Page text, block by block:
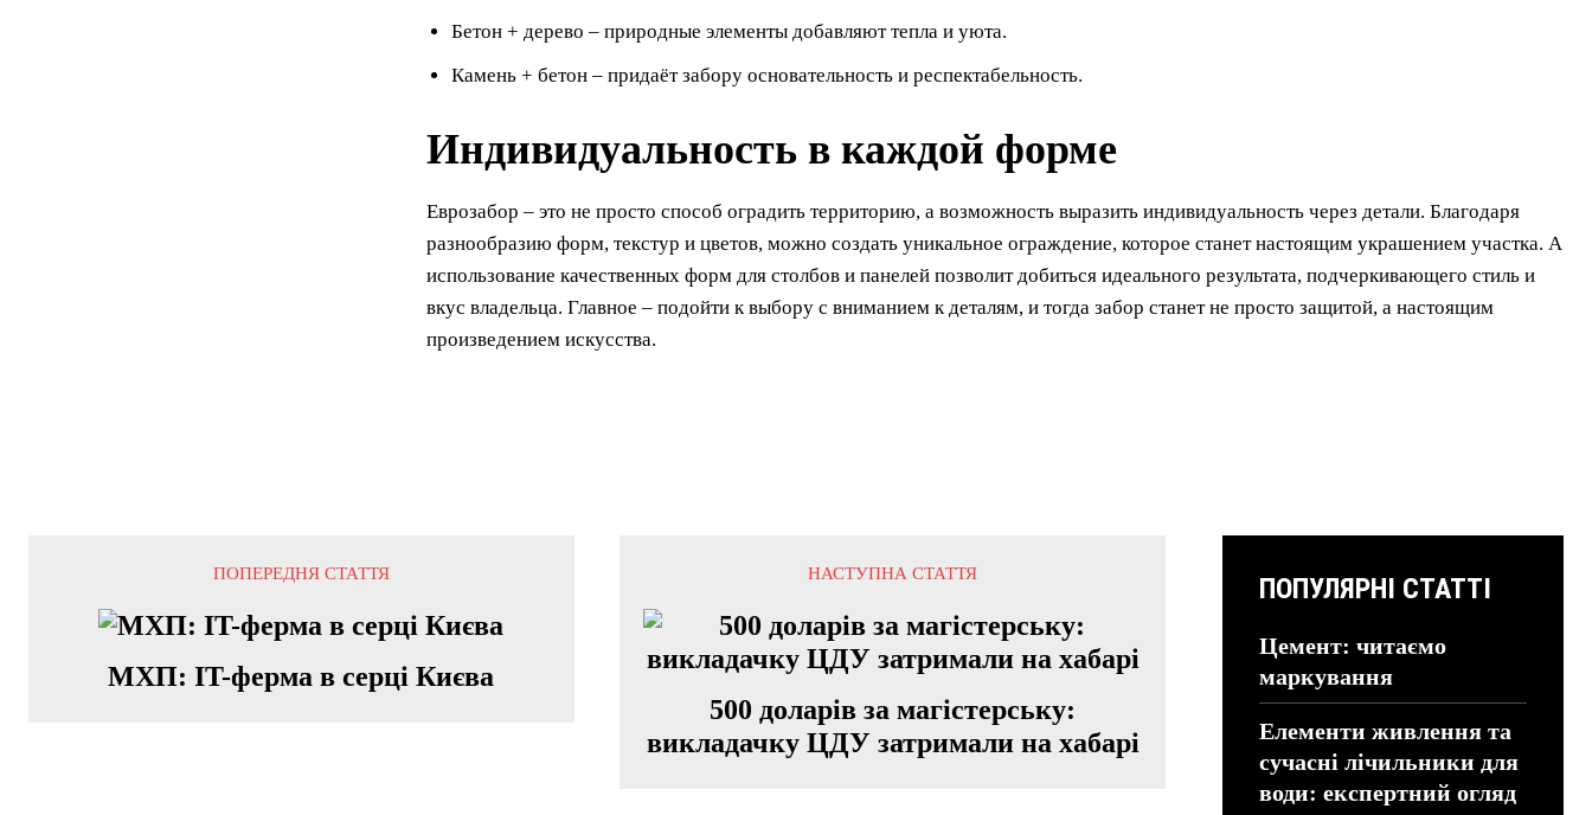
Бетон + дерево – природные элементы добавляют тепла и уюта.
Камень + бетон – придаёт забору основательность и респектабельность.
Индивидуальность в каждой форме
Еврозабор – это не просто способ оградить территорию, а возможность выразить индивидуальность через детали. Благодаря
разнообразию форм, текстур и цветов, можно создать уникальное ограждение, которое станет настоящим украшением участка. А
использование качественных форм для столбов и панелей позволит добиться идеального результата, подчеркивающего стиль и
вкус владельца. Главное – подойти к выбору с вниманием к деталям, и тогда забор станет не просто защитой, а настоящим
произведением искусства.
ПОПЕРЕДНЯ СТАТТЯ
МХП: IT-ферма в серці Києва
НАСТУПНА СТАТТЯ
500 доларів за магістерську:
викладачку ЦДУ затримали на хабарі
ПОПУЛЯРНІ СТАТТІ
Цемент: читаємо
маркування
Елементи живлення та
сучасні лічильники для
води: експертний огляд